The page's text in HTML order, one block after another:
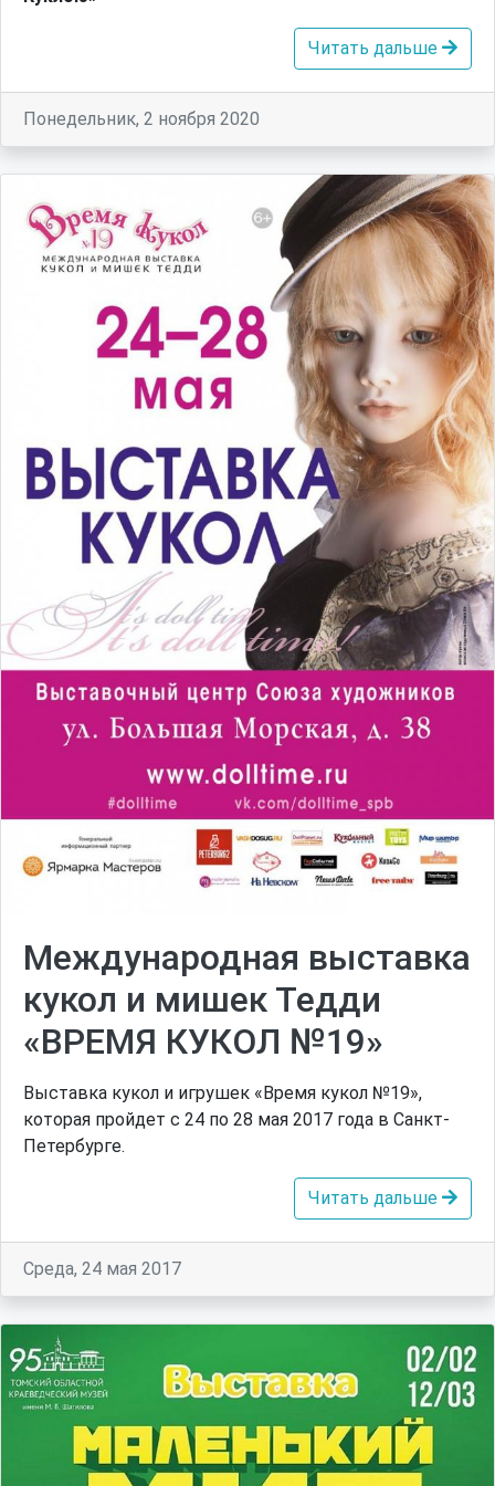
Читать дальше
Понедельник, 2 ноября 2020
Международная выставка
кукол и мишек Тедди
«ВРЕМЯ КУКОЛ №19»
Выставка кукол и игрушек «Время кукол №19»,
которая пройдет с 24 по 28 мая 2017 года в Санкт-
Петербурге.
Читать дальше
Среда, 24 мая 2017